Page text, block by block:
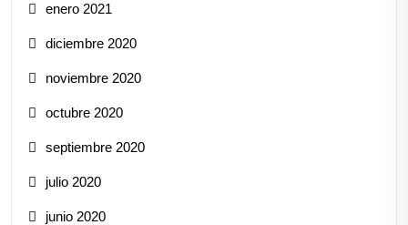
enero 2021
diciembre 2020
noviembre 2020
octubre 2020
septiembre 2020
julio 2020
junio 2020